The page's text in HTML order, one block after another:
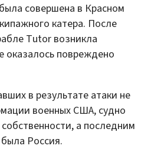
совершена в Красном
катера. После
Tutor возникла
оказалось повреждено
в результате атаки не
военных США, судно
а последним
Россия.